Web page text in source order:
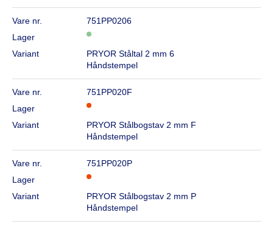
Vare nr.
751PP0206
Lager
Variant
PRYOR Ståltal 2 mm 6
Håndstempel
Vare nr.
751PP020F
Lager
Variant
PRYOR Stålbogstav 2 mm F
Håndstempel
Vare nr.
751PP020P
Lager
Variant
PRYOR Stålbogstav 2 mm P
Håndstempel